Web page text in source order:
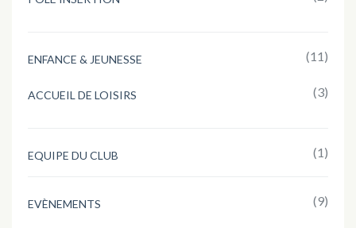
ENFANCE & JEUNESSE (11)
ACCUEIL DE LOISIRS (3)
EQUIPE DU CLUB (1)
EVÈNEMENTS (9)